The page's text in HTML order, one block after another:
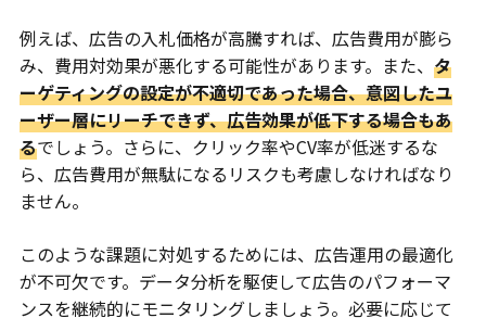
例えば、広告の入札価格が高騰すれば、広告費用が膨ら
み、費用対効果が悪化する可能性があります。また、タ
ーゲティングの設定が不適切であった場合、意図したユ
ーザー層にリーチできず、広告効果が低下する場合もあ
るでしょう。さらに、クリック率やCV率が低迷するな
ら、広告費用が無駄になるリスクも考慮しなければなり
ません。
このような課題に対処するためには、広告運用の最適化
が不可欠です。データ分析を駆使して広告のパフォーマ
ンスを継続的にモニタリングしましょう。必要に応じて